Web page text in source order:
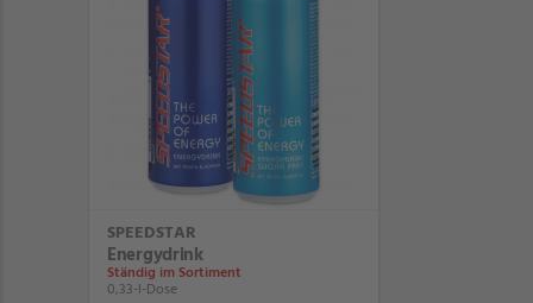
SPEEDSTAR
Energydrink
Ständig im Sortiment
0,33-l-Dose